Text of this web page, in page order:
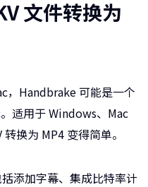
文件转换为
，Handbrake 可能是一个
适用于 Windows、Mac
换为 MP4 变得简单。
添加字幕、集成比特率计